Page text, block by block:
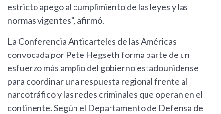
estricto apego al cumplimiento de las leyes y las
normas vigentes", afirmó.
La Conferencia Anticarteles de las Américas
convocada por Pete Hegseth forma parte de un
esfuerzo más amplio del gobierno estadounidense
para coordinar una respuesta regional frente al
narcotráfico y las redes criminales que operan en el
continente. Según el Departamento de Defensa de